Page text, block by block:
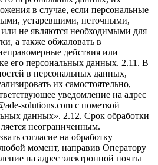
в случае, если персональные
устаревшими, неточными,
не являются необходимыми для
а также обжаловать в
действия или
его персональных данных. 2.11. В
в персональных данных,
их самостоятельно,
уведомление на адрес
solutions.com с пометкой
данных». 2.12. Срок обработки
неограниченным.
согласие на обработку
момент, направив Оператору
на адрес электронной почты